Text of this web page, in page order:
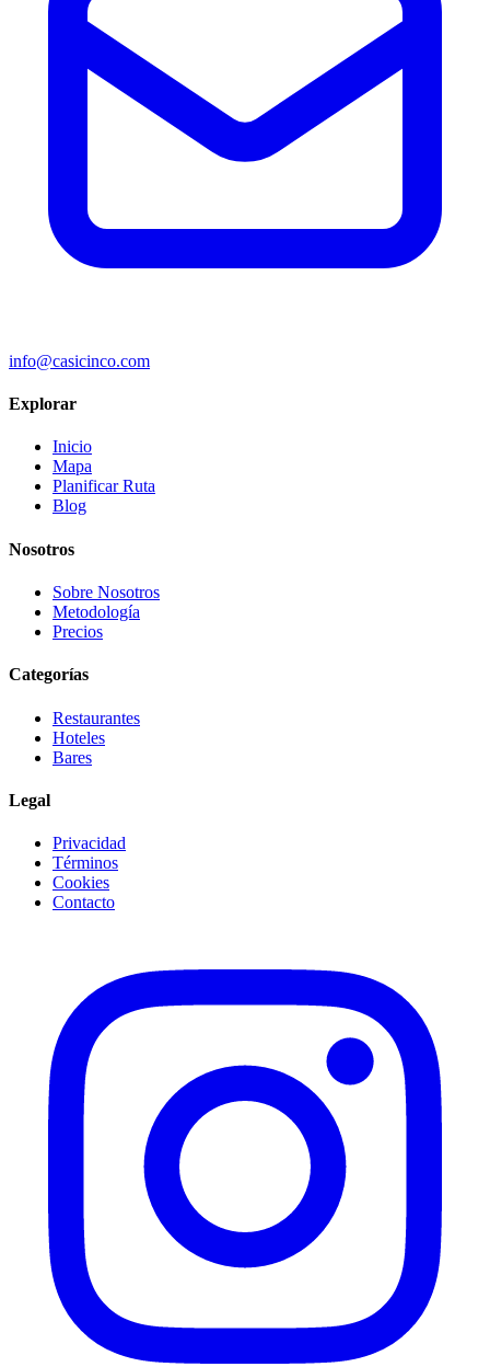
info@casicinco.com
Explorar
Inicio
Mapa
Planificar Ruta
Blog
Nosotros
Sobre Nosotros
Metodología
Precios
Categorías
Restaurantes
Hoteles
Bares
Legal
Privacidad
Términos
Cookies
Contacto